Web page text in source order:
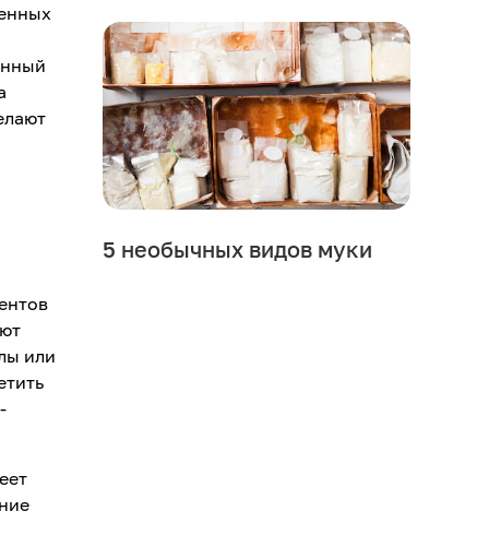
или
5 необычных видов муки